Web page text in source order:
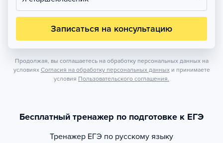
Записаться на консультацию
Продолжая, вы соглашаетесь на обработку персональных данных на
условиях Согласия на обработку персональных данных и принимаете
условия Пользовательского соглашения.
Бесплатный тренажер по подготовке к ЕГЭ
Тренажер ЕГЭ по русскому языку